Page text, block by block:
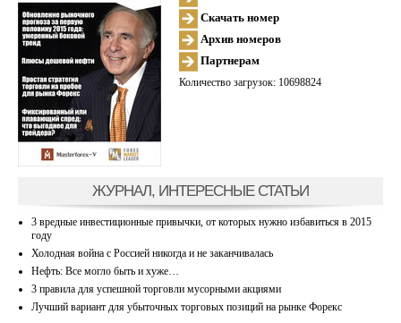
Скачать номер
Архив номеров
Партнерам
Количество загрузок: 10698824
ЖУРНАЛ, ИНТЕРЕСНЫЕ СТАТЬИ
3 вредные инвестиционные привычки, от которых нужно избавиться в 2015
году
Холодная война с Россией никогда и не заканчивалась
Нефть: Все могло быть и хуже…
3 правила для успешной торговли мусорными акциями
Лучший вариант для убыточных торговых позиций на рынке Форекс